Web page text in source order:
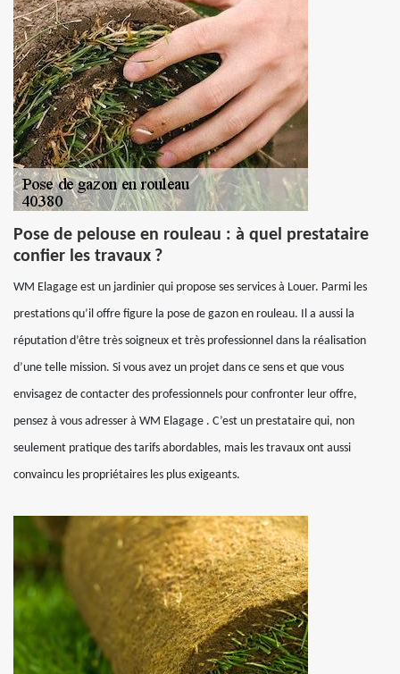
Pose de pelouse en rouleau : à quel prestataire
confier les travaux ?
WM Elagage est un jardinier qui propose ses services à Louer. Parmi les
prestations qu’il offre figure la pose de gazon en rouleau. Il a aussi la
réputation d’être très soigneux et très professionnel dans la réalisation
d’une telle mission. Si vous avez un projet dans ce sens et que vous
envisagez de contacter des professionnels pour confronter leur offre,
pensez à vous adresser à WM Elagage . C’est un prestataire qui, non
seulement pratique des tarifs abordables, mais les travaux ont aussi
convaincu les propriétaires les plus exigeants.